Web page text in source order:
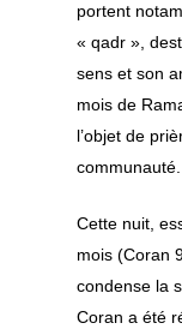
portent
«qadr »,
sens et son
mois de
l’objet de
communauté.
Cette nuit,
mois (Coran
condense la
Coran a été